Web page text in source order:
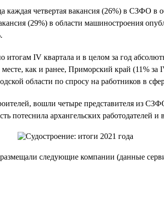
каждая четвертая вакансия (26%) в СЗФО
(29%) в области машиностроения
итогам IV квартала и в целом за год
как и ранее, Приморский край (11%
области по спросу на работников в
вошли четыре представителя из
потеснила архангельских работодателей и
следующие компании (данные